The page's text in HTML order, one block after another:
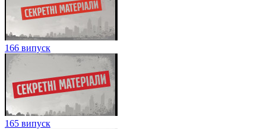
166 випуск
165 випуск